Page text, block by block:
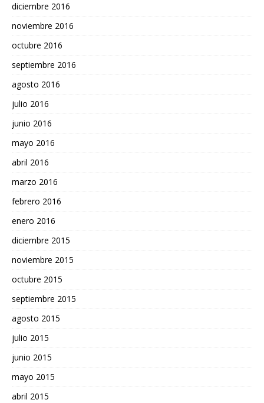
diciembre 2016
noviembre 2016
octubre 2016
septiembre 2016
agosto 2016
julio 2016
junio 2016
mayo 2016
abril 2016
marzo 2016
febrero 2016
enero 2016
diciembre 2015
noviembre 2015
octubre 2015
septiembre 2015
agosto 2015
julio 2015
junio 2015
mayo 2015
abril 2015